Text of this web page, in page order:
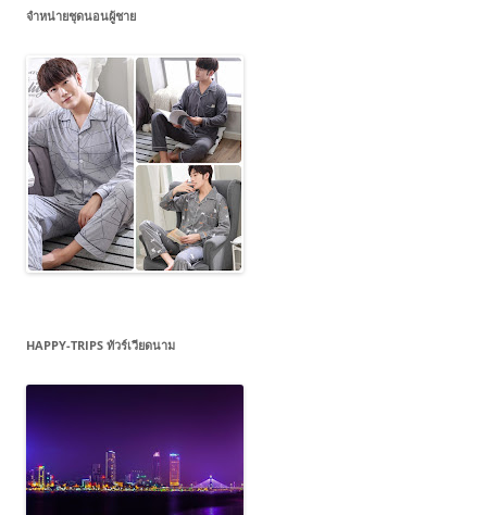
จำหน่ายชุดนอนผู้ชาย
HAPPY-TRIPS ทัวร์เวียดนาม